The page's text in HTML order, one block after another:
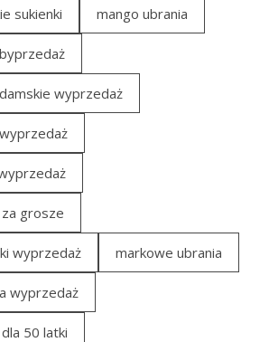
sukienki mango ubrania
wyprzedaż
grosze
wyprzedaż markowe ubrania
wyprzedaż
50 latki